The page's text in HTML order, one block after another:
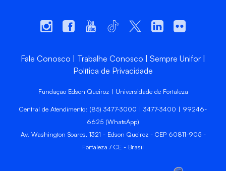
Fale Conosco Trabalhe Conosco
Sempre Unifor
Política de Privacidade
Fundação Edson Queiroz | Universidade de Fortaleza
Central de Atendimento: (85) 3477-3000 | 3477-3400 | 99246-
6625 (WhatsApp)
Av. Washington Soares, 1321 - Edson Queiroz - CEP 60811-905 -
Fortaleza / CE - Brasil